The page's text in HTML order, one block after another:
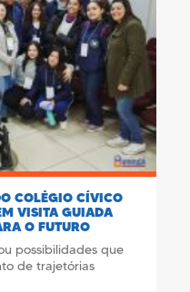
COLÉGIO CÍVICO
VISITA GUIADA
O FUTURO
possibilidades que
de trajetórias